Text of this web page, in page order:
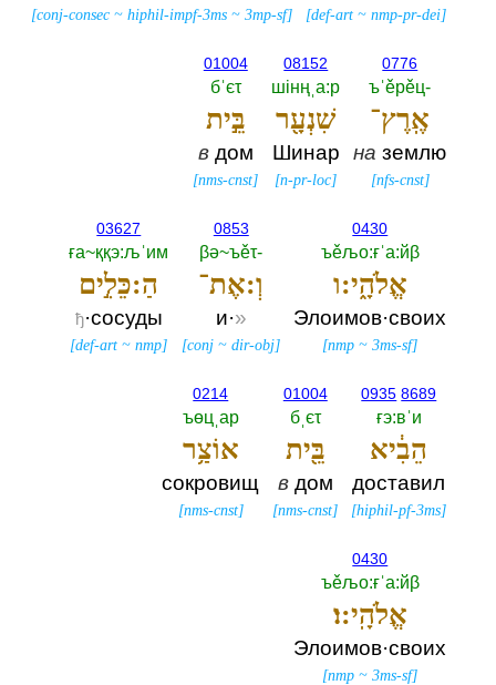
[def-art ~nmp-pr-dei]
[conj-consec ~hiphil-impf-3ms ~3mp-sf]
0776
ъˈěрěц-‎
אֶֽרֶץ־
на землю
[nfs-cnst]
08152
шiнңˌа:р
שִׁנְעָ֖ר
Шинар
[n-pr-loc]
01004
бˈєτ
בֵּ֣ית
вдом
[nms-cnst]
0430
ъěљо:ғˈа:йβ
אֱלֹהָ֑י:ו
Элоимов·своих
[nmp ~3ms-sf]
0853
βә~ъěτ-‎
וְ:אֶת־
и·»
[conj ~dir-obj]
03627
ға~ққэ:љˈим
הַ:כֵּלִ֣ים
ђ·сосуды
[def-art ~nmp]
0935 8689
ғэ:вˈи
הֵבִ֔יא
доставил
[hiphil-pf-3ms]
01004
бˌєτ
בֵּ֖ית
вдом
[nms-cnst]
0214
ъөцˌар
אוֹצַ֥ר
сокровищ
[nms-cnst]
0430
ъěљо:ғˈа:йβ
אֱלֹהָֽי:ו׃
Элоимов·своих
[nmp ~3ms-sf]